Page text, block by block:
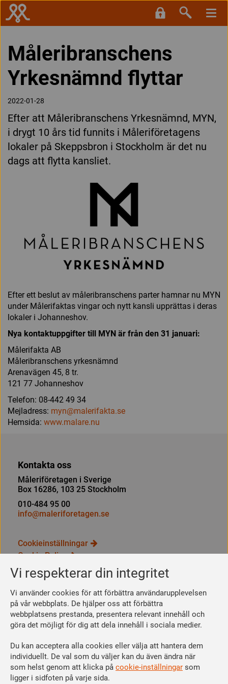
Vi respekterar din integritet
Vi använder cookies för att förbättra användarupplevelsen
på vår webbplats. De hjälper oss att förbättra
webbplatsens prestanda, presentera relevant innehåll och
göra det möjligt för dig att dela innehåll i sociala medier.
Du kan acceptera alla cookies eller välja att hantera dem
individuellt. De val som du väljer kan du även ändra när
som helst genom att klicka på cookie-inställningar som
ligger i sidfoten på varje sida.
Måleribranschens
Yrkesnämnd flyttar
2022-01-28
Efter att Måleribranschens Yrkesnämnd, MYN,
i drygt 10 års tid funnits i Måleriföretagens
lokaler på Skeppsbron i Stockholm är det nu
dags att flytta kansliet.
Efter ett beslut av måleribranschens parter hamnar nu MYN
under Målerifaktas vingar och nytt kansli upprättas i deras
lokaler i Johanneshov.
Nya kontaktuppgifter till MYN är från den 31 januari:
Målerifakta AB
Måleribranschens yrkesnämnd
Arenavägen 45, 8 tr.
121 77 Johanneshov
Telefon: 08-442 49 34
Mejladress: myn@malerifakta.se
Hemsida: www.malare.nu
Kontakta oss
Måleriföretagen i Sverige
Box 16286, 103 25 Stockholm
010-484 95 00
info@maleriforetagen.se
Cookieinställningar
Cookie Policy
Integritetspolicy
Bli medlem
Så här blir du medlem
Se dina förmåner
Räkna ut din medlemsavgift
Följ oss
Facebook
Linkedin